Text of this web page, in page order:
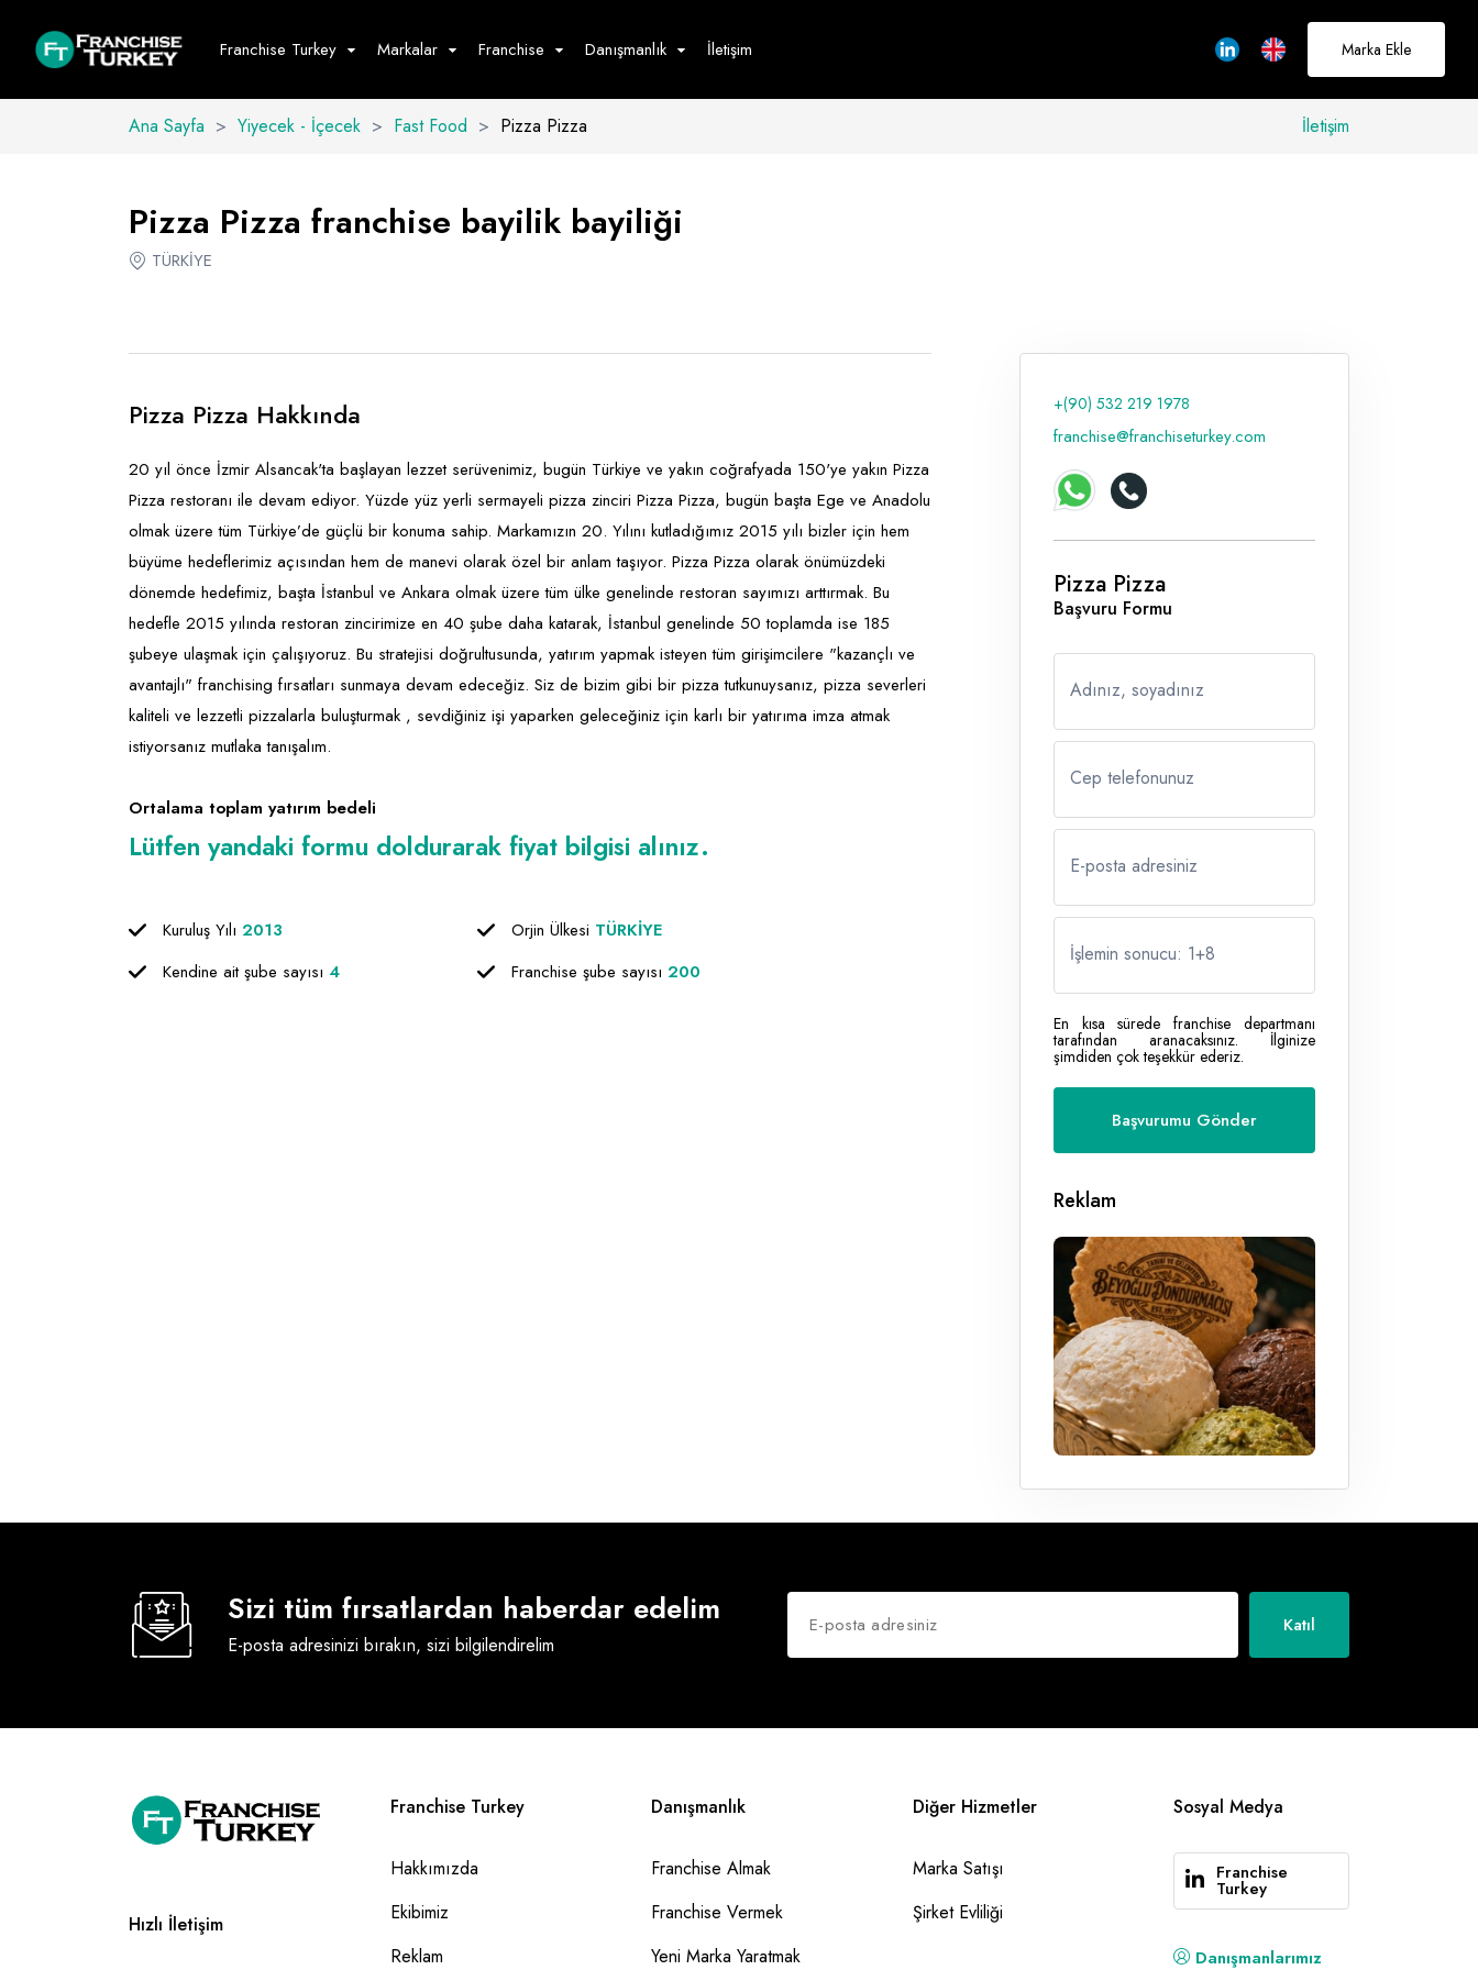
Franchise Turkey Markalar
Hepsini Göster
buradayız
Hakkımızda
Franchise Danışmanlık İletişim Marka Ekle
Ana Sayfa > Yiyecek - İçecek > Fast Food > Pizza Pizza İletişim
Pizza Pizza franchise bayilik bayiliği
TÜRKİYE
Pizza Pizza Hakkında
20 yıl önce İzmir Alsancak'ta başlayan lezzet serüvenimiz, bugün Türkiye ve yakın coğrafyada 150'ye yakın Pizza
Pizza restoranı ile devam ediyor. Yüzde yüz yerli sermayeli pizza zinciri Pizza Pizza, bugün başta Ege ve Anadolu
olmak üzere tüm Türkiye’de güçlü bir konuma sahip. Markamızın 20. Yılını kutladığımız 2015 yılı bizler için hem
büyüme hedeflerimiz açısından hem de manevi olarak özel bir anlam taşıyor. Pizza Pizza olarak önümüzdeki
dönemde hedefimiz, başta İstanbul ve Ankara olmak üzere tüm ülke genelinde restoran sayımızı arttırmak. Bu
hedefle 2015 yılında restoran zincirimize en 40 şube daha katarak, İstanbul genelinde 50 toplamda ise 185
şubeye ulaşmak için çalışıyoruz. Bu stratejisi doğrultusunda, yatırım yapmak isteyen tüm girişimcilere "kazançlı ve
avantajlı" franchising fırsatları sunmaya devam edeceğiz. Siz de bizim gibi bir pizza tutkunuysanız, pizza severleri
kaliteli ve lezzetli pizzalarla buluşturmak , sevdiğiniz işi yaparken geleceğiniz için karlı bir yatırıma imza atmak
istiyorsanız mutlaka tanışalım.
Ortalama toplam yatırım bedeli
Lütfen yandaki formu doldurarak fiyat bilgisi alınız.
Kuruluş Yılı 2013 Orjin Ülkesi TÜRKİYE
Kendine ait şube sayısı 4 Franchise şube sayısı 200
+(90) 532 219 1978
franchise@franchiseturkey.com
Pizza Pizza
Başvuru Formu
Adınız, soyadınız
Cep telefonunuz
E-posta adresiniz
İşlemin sonucu: 1+8
En kısa sürede franchise departmanı
tarafından aranacaksınız. İlginize
şimdiden çok teşekkür ederiz.
Reklam
Sizi tüm fırsatlardan haberdar edelim
E-posta adresinizi bırakın, sizi bilgilendirelim
Katıl
Hızlı İletişim
Franchise Turkey
Hakkımızda
Ekibimiz
Reklam
Danışmanlık
Franchise Almak
Franchise Vermek
Yeni Marka Yaratmak
Diğer Hizmetler
Marka Satışı
Şirket Evliliği
Sosyal Medya
Franchise
Turkey
Danışmanlarımız